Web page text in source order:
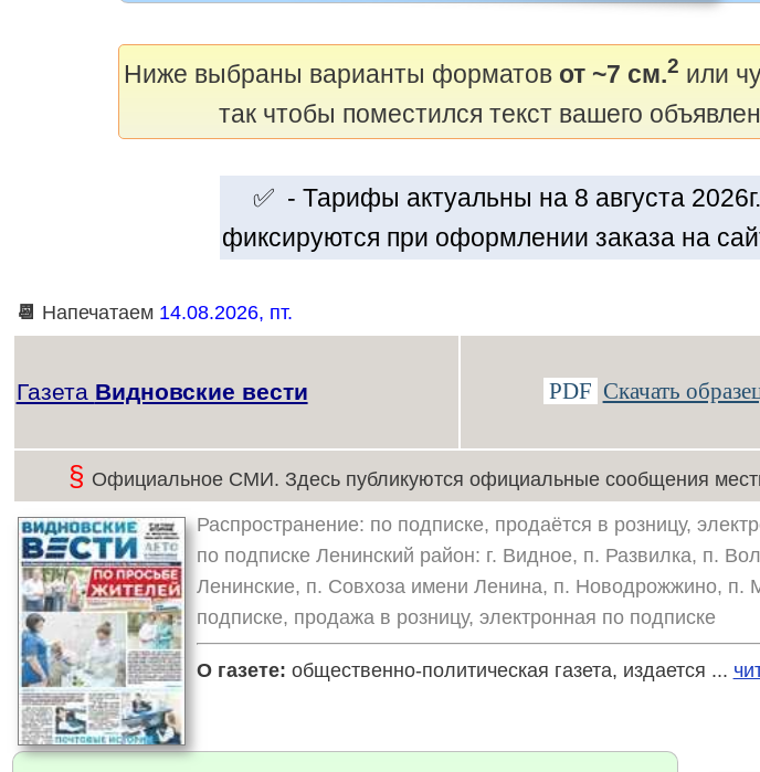
Ниже выбраны варианты форматов от ~7 см.2 или
так чтобы поместился текст вашего
✅ - Тарифы актуальны на 8 августа
фиксируются при оформлении заказа на
📆 Напечатаем 14.08.2026, пт.
Газета Видновские вести PDF Скачать
§ Официальное СМИ. Здесь публикуются официальные сообщения
Распространение: по подписке, продаётся в розницу,
по подписке Ленинский район: г. Видное, п. Развилка, п.
Ленинские, п. Совхоза имени Ленина, п. Новодрожжино, п.
подписке, продажа в розницу, электронная по подписке
О газете: общественно-политическая газета, издается ...